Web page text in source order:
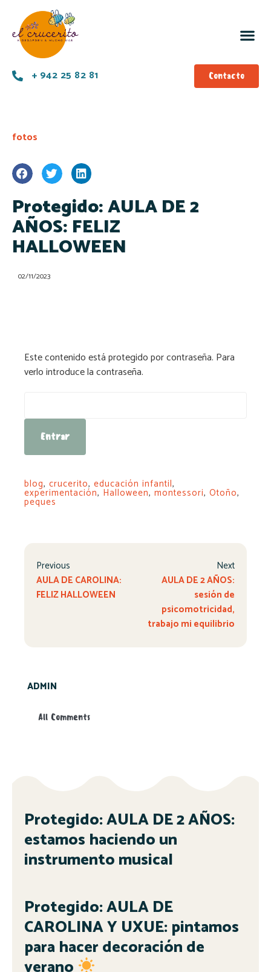
+ 942 25 82 81 Contacto
fotos
Protegido: AULA DE 2
AÑOS: FELIZ
HALLOWEEN
02/11/2023
Este contenido está protegido por contraseña. Para
verlo introduce la contraseña.
blog, crucerito, educación infantil,
experimentación, Halloween, montessori, Otoño,
peques
Previous
AULA DE CAROLINA:
FELIZ HALLOWEEN
Next
AULA DE 2 AÑOS:
sesión de
psicomotricidad,
trabajo mi equilibrio
ADMIN
All Comments
Protegido: AULA DE 2 AÑOS:
estamos haciendo un
instrumento musical
Protegido: AULA DE
CAROLINA Y UXUE: pintamos
para hacer decoración de